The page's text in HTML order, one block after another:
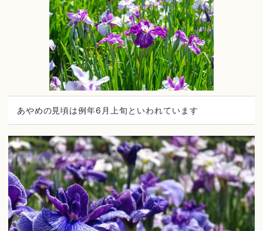
あやめの見頃は例年6月上旬といわれています